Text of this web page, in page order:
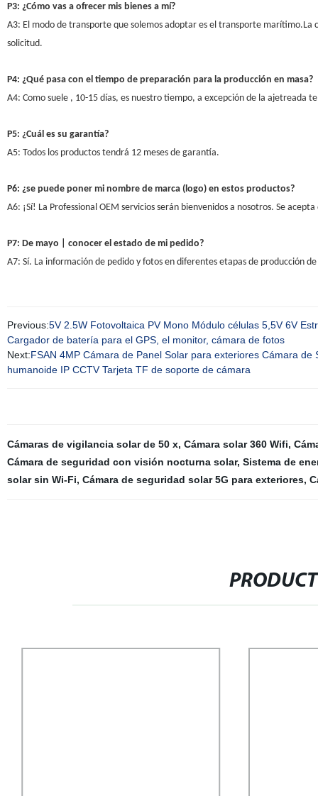
P3: ¿Cómo vas a ofrecer mis bienes a mí?
A3: El modo de transporte que solemos adoptar es el transporte
solicitud.
P4: ¿Qué pasa con el tiempo de preparación para la producción en masa?
A4: Como suele , 10-15 días, es nuestro tiempo, a excepción de la ajetreada
P5: ¿Cuál es su garantía?
A5: Todos los productos tendrá 12 meses de garantía.
P6: ¿se puede poner mi nombre de marca (logo) en estos productos?
A6: ¡Sí! La Professional OEM servicios serán bienvenidos a nosotros. Se
P7: De mayo | conocer el estado de mi pedido?
A7: Sí. La información de pedido y fotos en diferentes etapas de producción
Previous:5V 2.5W Fotovoltaica PV Mono Módulo células 5,5V 6V
Cargador de batería para el GPS, el monitor, cámara de fotos
Next:FSAN 4MP Cámara de Panel Solar para exteriores Cámara
humanoide IP CCTV Tarjeta TF de soporte de cámara
Cámaras de vigilancia solar de 50 x, Cámara solar 360 Wifi,
Cámara de seguridad con visión nocturna solar, Sistema de
solar sin Wi-Fi, Cámara de seguridad solar 5G para exteriores,